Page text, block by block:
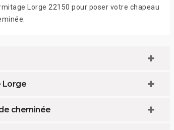
Lorge 22150 pour poser votre chapeau
Lorge
cheminée